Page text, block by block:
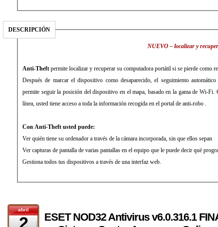
DESCRIPCIÓN
NUEVO – localizar y
Anti-Theft permite localizar y recuperar su computadora portátil si se pierde como
Después de marcar el dispositivo como desaparecido, el seguimiento
permite seguir la posición del dispositivo en el mapa, basado en la gama de Wi-Fi.
línea, usted tiene acceso a toda la información recogida en el portal de anti-robo .
Con Anti-Theft usted puede:
Ver quién tiene su ordenador a través de la cámara incorporada, sin que ellos sepan
Ver capturas de pantalla de varias pantallas en el equipo que le puede decir qué
Gestiona todos tus dispositivos a través de una interfaz web.
abril
2
ESET NOD32 Antivirus v6.0.316.1